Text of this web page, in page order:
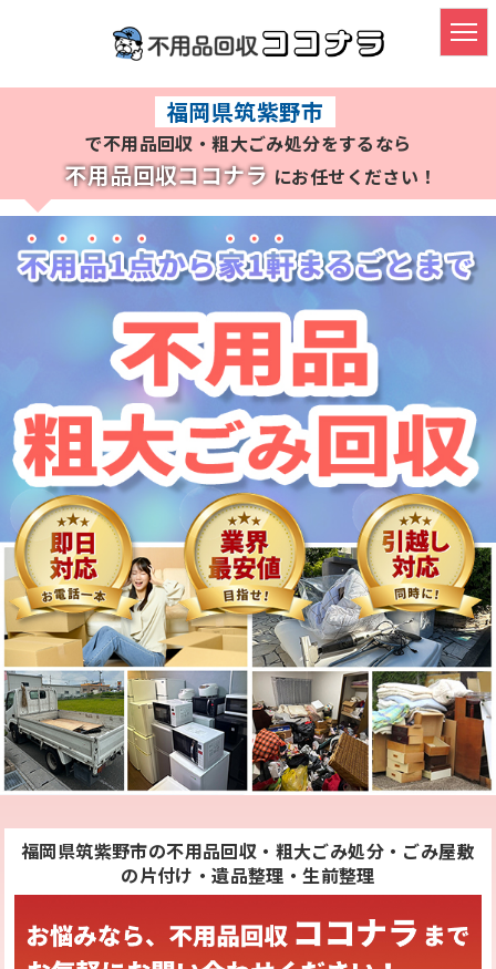
福岡県筑紫野市
で不用品回収・粗大ごみ処分をするなら
不用品回収ココナラ にお任せください！
福岡県筑紫野市の不用品回収・粗大ごみ処分・ごみ屋敷
の片付け・遺品整理・生前整理
HOME
不用品・粗大ごみ回収
ごみ屋敷の片付け
遺品整理・生前整理
料金プラン
よくある質問
対応実績
対応エリア